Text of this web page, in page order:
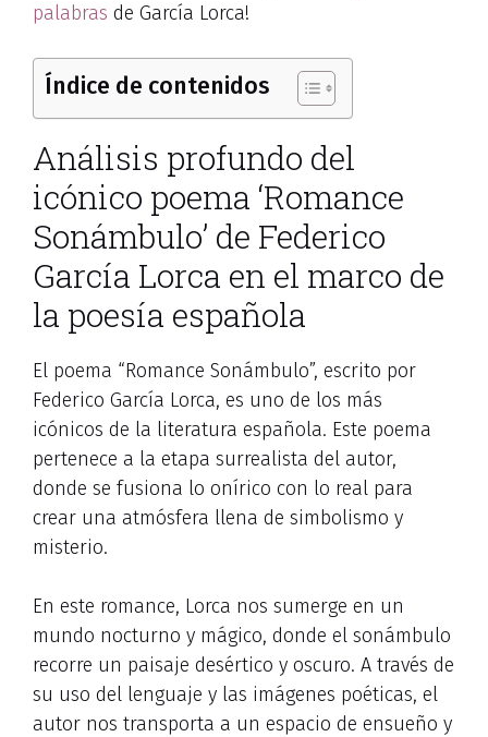
palabras de García Lorca!
Índice de contenidos
Análisis profundo del
icónico poema ‘Romance
Sonámbulo’ de Federico
García Lorca en el marco de
la poesía española
El poema “Romance Sonámbulo”, escrito por
Federico García Lorca, es uno de los más
icónicos de la literatura española. Este poema
pertenece a la etapa surrealista del autor,
donde se fusiona lo onírico con lo real para
crear una atmósfera llena de simbolismo y
misterio.
En este romance, Lorca nos sumerge en un
mundo nocturno y mágico, donde el sonámbulo
recorre un paisaje desértico y oscuro. A través de
su uso del lenguaje y las imágenes poéticas, el
autor nos transporta a un espacio de ensueño y